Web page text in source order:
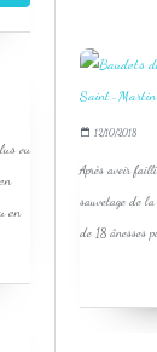
12/10/2018
Après avoir
sauvetage de
de 18 ânesses
ou
en